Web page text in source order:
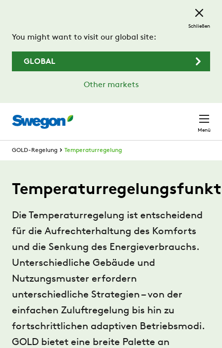
You might want to visit our global site:
GLOBAL
Other markets
Schließen
Menü
GOLD-Regelung Temperaturregelung
Die Temperaturregelung ist entscheidend
für die Aufrechterhaltung des Komforts
und die Senkung des Energieverbrauchs.
Unterschiedliche Gebäude und
Nutzungsmuster erfordern
unterschiedliche Strategien – von der
einfachen Zuluftregelung bis hin zu
fortschrittlichen adaptiven Betriebsmodi.
GOLD bietet eine breite Palette an